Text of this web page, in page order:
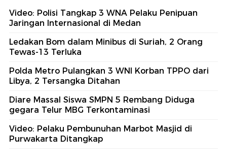
Video: Polisi Tangkap 3 WNA Pelaku Penipuan
Jaringan Internasional di Medan
Ledakan Bom dalam Minibus di Suriah, 2 Orang
Tewas-13 Terluka
Polda Metro Pulangkan 3 WNI Korban TPPO dari
Libya, 2 Tersangka Ditahan
Diare Massal Siswa SMPN 5 Rembang Diduga
gegara Telur MBG Terkontaminasi
Video: Pelaku Pembunuhan Marbot Masjid di
Purwakarta Ditangkap